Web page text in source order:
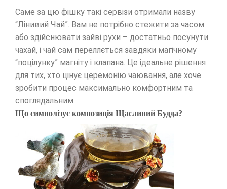
Саме за цю фішку такі сервізи отримали назву
“Лінивий Чай”. Вам не потрібно стежити за часом
або здійснювати зайві рухи – достатньо посунути
чахай, і чай сам переллється завдяки магічному
“поцілунку” магніту і клапана. Це ідеальне рішення
для тих, хто цінує церемонію чаювання, але хоче
зробити процес максимально комфортним та
споглядальним.
Що символізує композиція Щасливий Будда?